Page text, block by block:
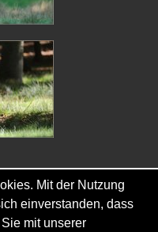
& Ralf Kistowski
Mit der Nutzung
einverstanden, dass
mit unserer